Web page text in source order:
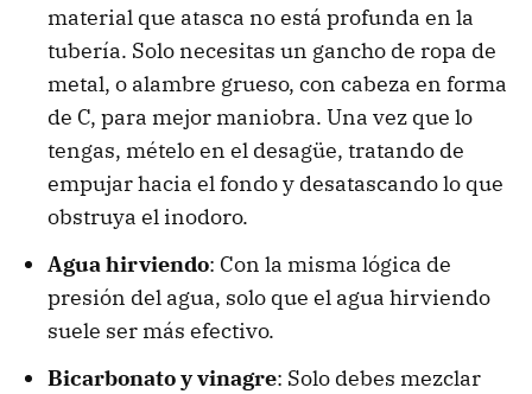
material que atasca no está profunda en la
tubería. Solo necesitas un gancho de ropa de
metal, o alambre grueso, con cabeza en forma
de C, para mejor maniobra. Una vez que lo
tengas, mételo en el desagüe, tratando de
empujar hacia el fondo y desatascando lo que
obstruya el inodoro.
Agua hirviendo: Con la misma lógica de
presión del agua, solo que el agua hirviendo
suele ser más efectivo.
Bicarbonato y vinagre: Solo debes mezclar